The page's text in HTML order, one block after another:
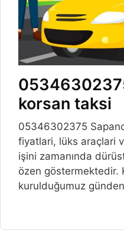
korsan taksi
05346302375
fiyatlari, lüks araçlari
işini zamanında
özen göstermektedir.
kurulduğumuz günden